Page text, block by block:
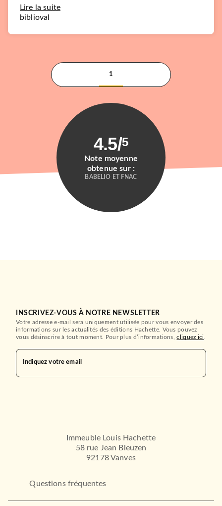
Lire la suite
biblioval
1
4.5/5
Note moyenne
obtenue sur :
BABELIO ET FNAC
INSCRIVEZ-VOUS À NOTRE NEWSLETTER
Votre adresse e-mail sera uniquement utilisée pour vous envoyer des
informations sur les actualités des éditions Hachette. Vous pouvez
vous désinscrire à tout moment. Pour plus d’informations,cliquez ici
Indiquez votre email
Immeuble Louis Hachette
58 rue Jean Bleuzen
92178 Vanves
Questions fréquentes